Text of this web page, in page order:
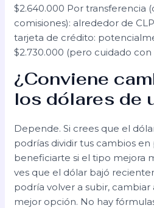
$2.640.000 Por transferencia
comisiones): alrededor de
tarjeta de crédito:
$2.730.000 (pero cuidado con
¿Conviene
los dólares de
Depende. Si crees que el
podrías dividir tus cambios en
beneficiarte si el tipo mejora
ves que el dólar bajó
podría volver a subir,
mejor opción. No hay